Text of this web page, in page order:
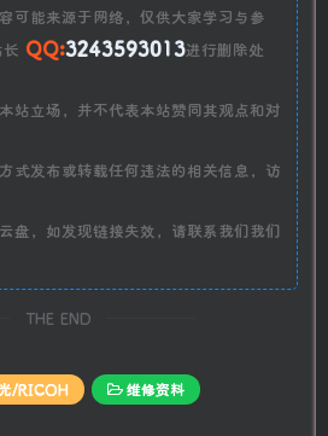
可能来源于网络，仅供大家学习与参
QQ:3243593013进行删除处
站立场，并不代表本站赞同其观点和对
式发布或转载任何违法的相关信息，访
盘，如发现链接失效，请联系我们我们
THE END
/RICOH
维修资料